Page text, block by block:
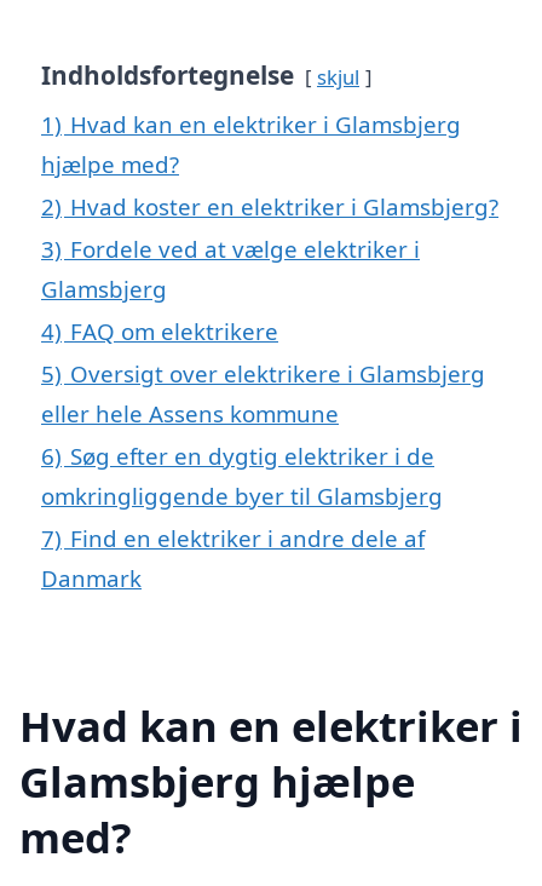
Indholdsfortegnelse skjul
1) Hvad kan en elektriker i Glamsbjerg
hjælpe med?
2) Hvad koster en elektriker i Glamsbjerg?
3) Fordele ved at vælge elektriker i
Glamsbjerg
4) FAQ om elektrikere
5) Oversigt over elektrikere i Glamsbjerg
eller hele Assens kommune
6) Søg efter en dygtig elektriker i de
omkringliggende byer til Glamsbjerg
7) Find en elektriker i andre dele af
Danmark
Hvad kan en elektriker i
Glamsbjerg hjælpe
med?